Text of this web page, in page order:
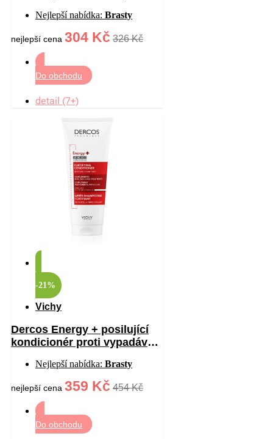
Nejlepší nabídka: Brasty
nejlepší cena 304 Kč 326 Kč
Do obchodu
detail (7+)
-21%
Vichy
Dercos Energy + posilující
kondicionér proti vypadávání
Nejlepší nabídka: Brasty
nejlepší cena 359 Kč 454 Kč
Do obchodu